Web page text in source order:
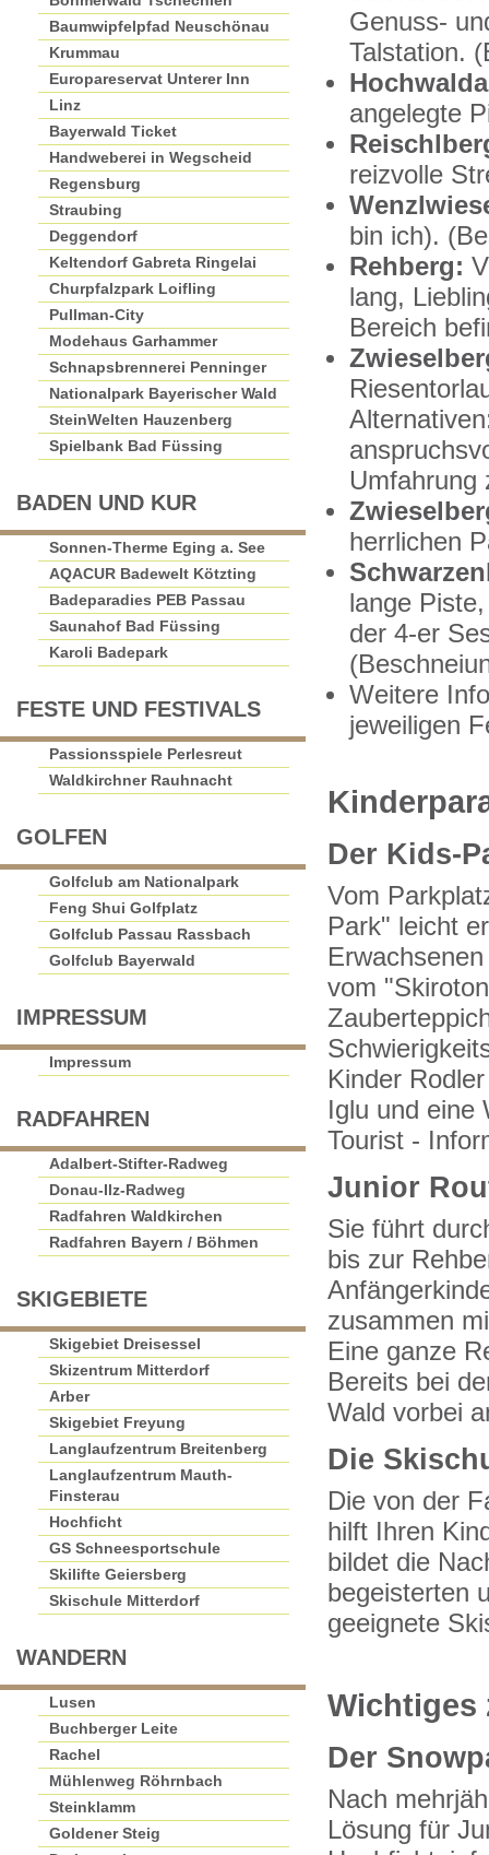
Baumwipfelpfad Neuschönau
Krummau
Europareservat Unterer Inn
Linz
Bayerwald Ticket
Handweberei in Wegscheid
Regensburg
Straubing
Deggendorf
Keltendorf Gabreta Ringelai
Churpfalzpark Loifling
Pullman-City
Modehaus Garhammer
Schnapsbrennerei Penninger
Nationalpark Bayerischer Wald
SteinWelten Hauzenberg
Spielbank Bad Füssing
BADEN UND KUR
Sonnen-Therme Eging a. See
AQACUR Badewelt Kötzting
Badeparadies PEB Passau
Saunahof Bad Füssing
Karoli Badepark
FESTE UND FESTIVALS
Passionsspiele Perlesreut
Waldkirchner Rauhnacht
GOLFEN
Golfclub am Nationalpark
Feng Shui Golfplatz
Golfclub Passau Rassbach
Golfclub Bayerwald
IMPRESSUM
Impressum
RADFAHREN
Adalbert-Stifter-Radweg
Donau-Ilz-Radweg
Radfahren Waldkirchen
Radfahren Bayern / Böhmen
SKIGEBIETE
Skigebiet Dreisessel
Skizentrum Mitterdorf
Arber
Skigebiet Freyung
Langlaufzentrum Breitenberg
Langlaufzentrum Mauth-
Finsterau
Hochficht
GS Schneesportschule
Skilifte Geiersberg
Skischule Mitterdorf
WANDERN
Lusen
Buchberger Leite
Rachel
Mühlenweg Röhrnbach
Steinklamm
Goldener Steig
Genuss-
Talstation.
angelegte
reizvolle
bin ich).
Rehberg:
lang,
Bereich
Umfahrung
herrlichen
lange
der 4-er
Weitere
jeweiligen
Der Kids-
Vom
Park" leicht
vom
Kinder
Iglu und eine
Tourist -
Junior
Sie führt
bis zur
zusammen
Eine ganze
Bereits bei
Wald vorbei
Die
Die von der
hilft Ihren
bildet die
begeisterten
geeignete
Wichtiges
Der
Nach
Lösung für